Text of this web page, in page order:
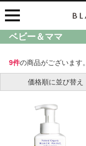
ベビー＆ママ
9件の商品がございます。
価格順に並び替え